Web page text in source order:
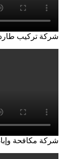
شركة تركيب
شركة مكافحة